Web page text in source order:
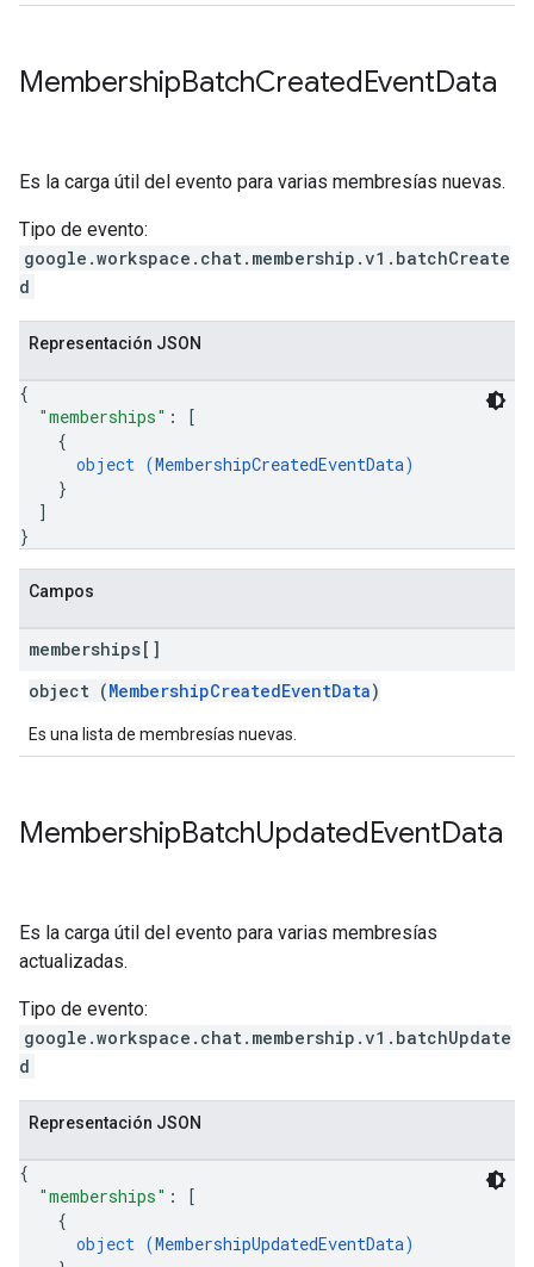
MembershipBatchCreatedEventData
Es la carga útil del evento para varias membresías nuevas.
Tipo de evento:
google.workspace.chat.membership.v1.batchCreate
d
Representación JSON
{
"memberships" :
[
{
object (MembershipCreatedEventData)
}
]
}
Campos
memberships[]
object (MembershipCreatedEventData)
Es una lista de membresías nuevas.
MembershipBatchUpdatedEventData
Es la carga útil del evento para varias membresías
actualizadas.
Tipo de evento:
google.workspace.chat.membership.v1.batchUpdate
d
Representación JSON
{
"memberships" :
[
{
object (MembershipUpdatedEventData)